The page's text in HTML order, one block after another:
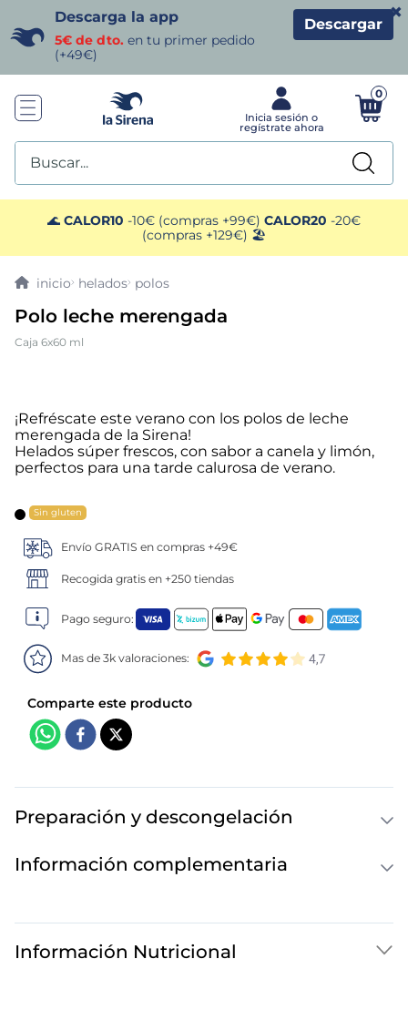
Descarga la app
5€ de dto. en tu primer pedido
(+49€)
Descargar
×
0
Buscar...
🌊 CALOR10 -10€ (compras +99€) CALOR20 -20€
(compras +129€) 🏖️
helados polos
Polo leche merengada
Caja 6x60 ml
¡Refréscate este verano con los polos de leche
merengada de la Sirena!
Helados súper frescos, con sabor a canela y limón,
perfectos para una tarde calurosa de verano.
Sin gluten
Envío GRATIS en compras +49€
Recogida gratis en +250 tiendas
Pago seguro:
Mas de 3k valoraciones:
Preparación y descongelación
Información complementaria
Información Nutricional
TÉRMINOS MÁS BUSCADOS
1. helados sirena
3. patatas
5. verduras
. gambon
sushi
10. listísimos